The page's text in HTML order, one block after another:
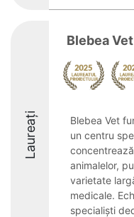
Laureați
Blebea Vet
Blebea Vet
un centru
animalelor,
varietate
medicale.
specialiști